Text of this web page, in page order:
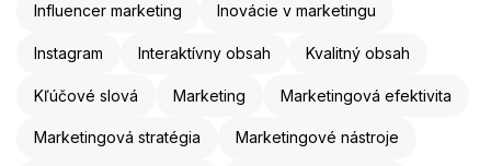
Influencer marketing Inovácie v marketingu
Instagram Interaktívny obsah Kvalitný obsah
Kľúčové slová Marketing Marketingová efektivita
Marketingová stratégia Marketingové nástroje